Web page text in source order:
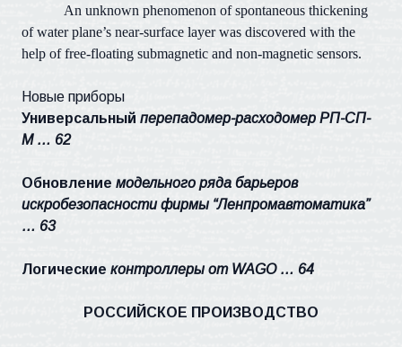
An unknown phenomenon of spontaneous thickening
of water plane’s near-surface layer was discovered with the
help of free-floating submagnetic and non-magnetic sensors.
Новые приборы
Универсальный перепадомер-расходомер РП-СП-
М … 62
Обновление модельного ряда барьеров
искробезопасности фирмы “Ленпромавтоматика”
… 63
Логические контроллеры от WAGO … 64
РОССИЙСКОЕ ПРОИЗВОДСТВО